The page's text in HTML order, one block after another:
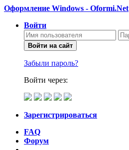
Оформление Windows - Oformi.Net
Войти
Войти на сайт
Забыли пароль?
Войти через:
Зарегистрироваться
FAQ
Форум